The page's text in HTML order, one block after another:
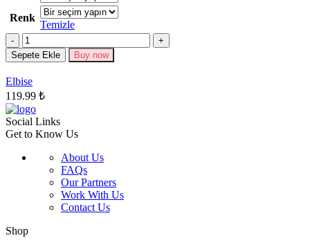
birden
fazla
varyasyonu
Seçenekler
Renk
Temizle
Miktar
Sepete Ekle Buy now
Elbise
119.99 ₺
Social Links
Get to Know Us
About Us
FAQs
Our Partners
Work With Us
Contact Us
Shop